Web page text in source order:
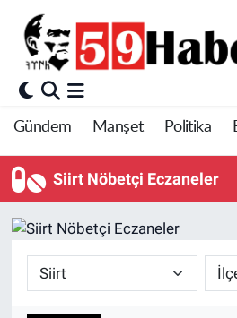
Gündem Manşet Politika
Siirt Nöbetçi Eczaneler